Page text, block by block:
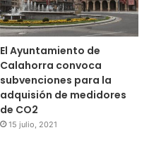
El Ayuntamiento de
Calahorra convoca
subvenciones para la
adquisión de medidores
de CO2
15 julio, 2021